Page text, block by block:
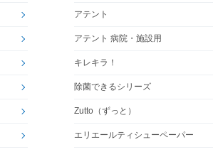
アテント
アテント 病院・施設用
キレキラ！
除菌できるシリーズ
Zutto（ずっと）
エリエールティシューペーパー